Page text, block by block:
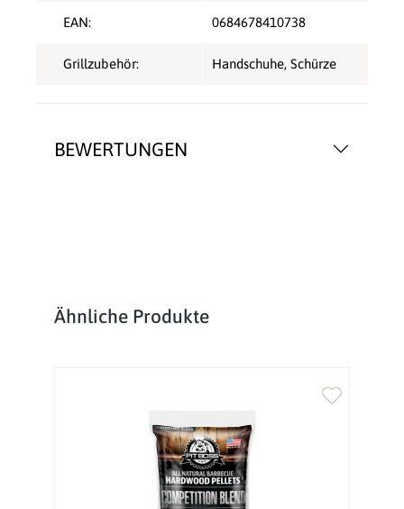
BEWERTUNGEN
EAN: 0684678410738
Grillzubehör: Handschuhe, Schürze
Produktgalerie überspringen
Ähnliche Produkte